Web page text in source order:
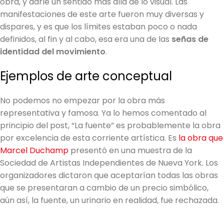
manifestaciones de este arte fueron muy diversas y
dispares, y es que los límites estaban poco o nada
definidos, al fin y al cabo, esa era una de las señas de
identidad del movimiento.
Ejemplos de arte conceptual
No podemos no empezar por la obra más
representativa y famosa. Ya lo hemos comentado al
principio del post, “La fuente” es probablemente la obra
por excelencia de esta corriente artística. Es la obra que
Marcel Duchamp presentó en una muestra de la
Sociedad de Artistas Independientes de Nueva York. Los
organizadores dictaron que aceptarían todas las obras
que se presentaran a cambio de un precio simbólico,
aún así, la fuente, un urinario en realidad, fue rechazada.